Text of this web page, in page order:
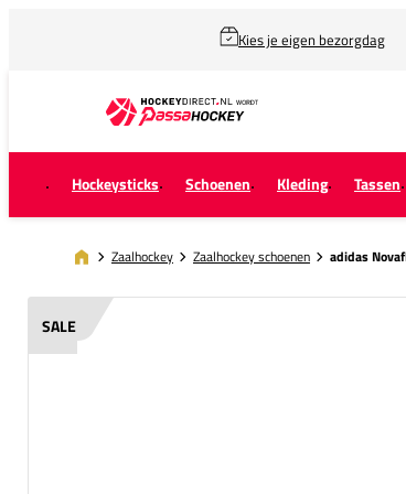
Kies je eigen bezorgdag
Hockeysticks Schoenen Kleding Tassen
Zaalhockey Zaalhockey schoenen adidas
SALE